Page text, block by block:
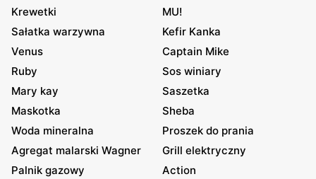
Krewetki
MU!
Sałatka warzywna
Kefir Kanka
Venus
Captain Mike
Ruby
Sos winiary
Mary kay
Saszetka
Maskotka
Sheba
Woda mineralna
Proszek do prania
Agregat malarski Wagner
Grill elektryczny
Palnik gazowy
Action